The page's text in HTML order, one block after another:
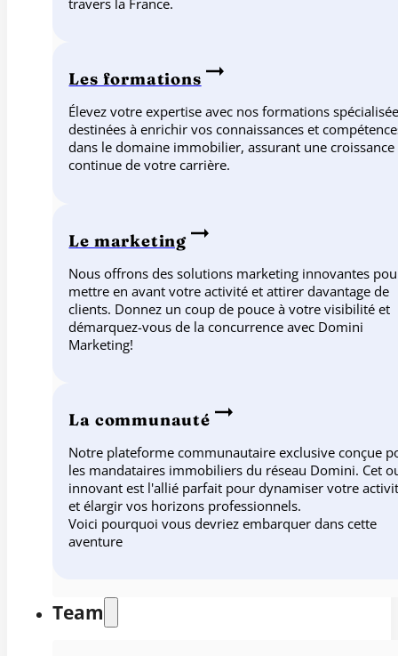
travers la France.
Les formations
Élevez votre expertise avec nos formations
destinées à enrichir vos connaissances et
dans le domaine immobilier, assurant une croissance
continue de votre carrière.
Le marketing
Nous offrons des solutions marketing innovantes
mettre en avant votre activité et attirer davantage de
clients. Donnez un coup de pouce à votre visibilité et
démarquez-vous de la concurrence avec Domini
Marketing!
La communauté
Notre plateforme communautaire exclusive conçue
les mandataires immobiliers du réseau Domini. Cet
innovant est l'allié parfait pour dynamiser votre
et élargir vos horizons professionnels.
Voici pourquoi vous devriez embarquer dans cette
aventure
Team